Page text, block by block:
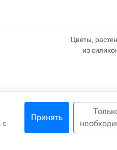
Цветы,
из
обработки персональных
с
Принять